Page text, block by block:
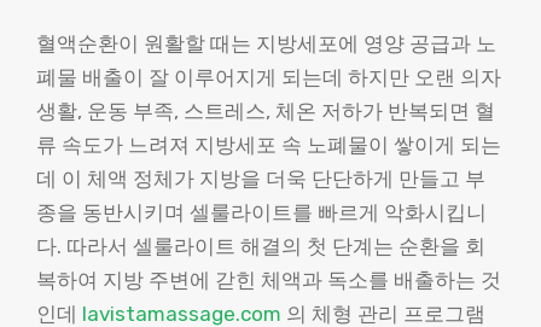
혈액순환이 원활할 때는 지방세포에 영양 공급과 노
폐물 배출이 잘 이루어지게 되는데 하지만 오랜 의자
생활, 운동 부족, 스트레스, 체온 저하가 반복되면 혈
류 속도가 느려져 지방세포 속 노폐물이 쌓이게 되는
데 이 체액 정체가 지방을 더욱 단단하게 만들고 부
종을 동반시키며 셀룰라이트를 빠르게 악화시킵니
다. 따라서 셀룰라이트 해결의 첫 단계는 순환을 회
복하여 지방 주변에 갇힌 체액과 독소를 배출하는 것
인데 lavistamassage.com 의 체형 관리 프로그램